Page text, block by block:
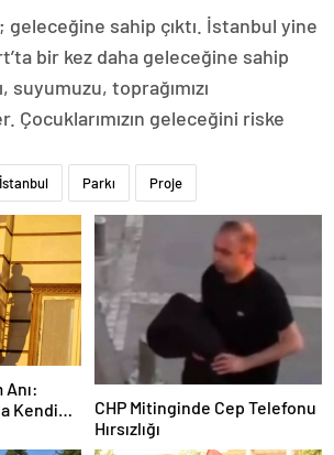
geleceğine sahip çıktı. İstanbul yine
bir kez daha geleceğine sahip
suyumuzu, toprağımızı
Çocuklarımızın geleceğini riske
İstanbul Parkı Proje
Anı:
Kendine
CHP Mitinginde Cep Telefonu
Hırsızlığı